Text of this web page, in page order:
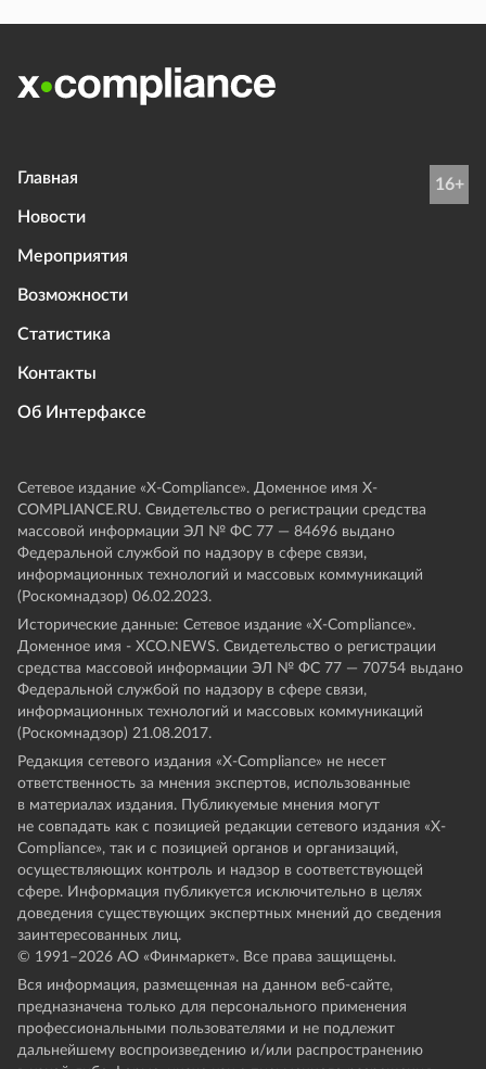
Главная
Новости
Мероприятия
Возможности
Статистика
Контакты
Об Интерфаксе
16+
Сетевое издание «Х-Compliance». Доменное имя X-
COMPLIANCE.RU. Свидетельство о регистрации средства
массовой информации ЭЛ № ФС 77 — 84696 выдано
Федеральной службой по надзору в сфере связи,
информационных технологий и массовых коммуникаций
(Роскомнадзор) 06.02.2023.
Исторические данные: Сетевое издание «Х-Compliance».
Доменное имя - XCO.NEWS. Свидетельство о регистрации
средства массовой информации ЭЛ № ФС 77 — 70754 выдано
Федеральной службой по надзору в сфере связи,
информационных технологий и массовых коммуникаций
(Роскомнадзор) 21.08.2017.
Редакция сетевого издания «X-Compliance» не несет
ответственность за мнения экспертов, использованные
в материалах издания. Публикуемые мнения могут
не совпадать как с позицией редакции сетевого издания «X-
Compliance», так и с позицией органов и организаций,
осуществляющих контроль и надзор в соответствующей
сфере. Информация публикуется исключительно в целях
доведения существующих экспертных мнений до сведения
заинтересованных лиц.
© 1991–2026 АО «Финмаркет». Все права защищены.
Вся информация, размещенная на данном веб-сайте,
предназначена только для персонального применения
профессиональными пользователями и не подлежит
дальнейшему воспроизведению и/или распространению